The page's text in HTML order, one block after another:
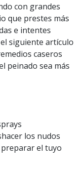
con grandes
que prestes más
e intentes
siguiente artículo
caseros
peinado sea más
los nudos
el tuyo